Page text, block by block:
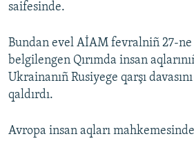
saifesinde.
Bundan evel AİAM fevralniñ 27-ne
belgilengen Qırımda insan
Ukrainanıñ Rusiyege qarşı
qaldırdı.
Avropa insan aqları